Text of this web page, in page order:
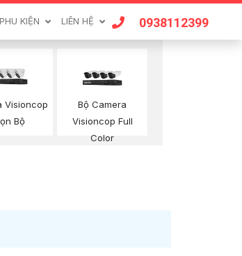
PHU KIỆN LIÊN HỆ 0938112399
Visioncop
Bộ
Bộ Camera
Visioncop Full
Color